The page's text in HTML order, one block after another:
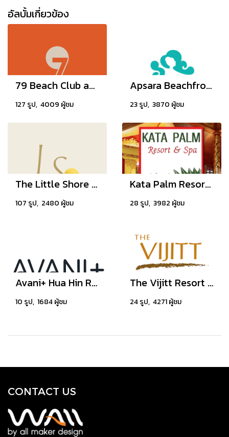
อัลบั้มเกี่ยวข้อง
79 Beach Club and Resort Samui
127 รูป, 4009 ผู้ชม
Apsara Beachfront Resort & Villa
23 รูป, 3870 ผู้ชม
The Little Shore Khao Lak by Katathani
107 รูป, 2480 ผู้ชม
Kata Palm Resort & Spa Phuket
28 รูป, 3982 ผู้ชม
Avani+ Hua Hin Resort
10 รูป, 1684 ผู้ชม
The Vijitt Resort Phuket
24 รูป, 4271 ผู้ชม
CONTACT US